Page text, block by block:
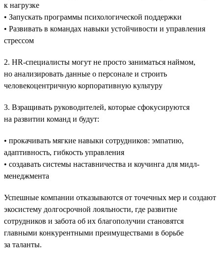
к нагрузке
• Запускать программы психологической поддержки
• Развивать в командах навыки устойчивости и управления
стрессом
2. HR-специалисты могут не просто заниматься наймом,
но анализировать данные о персонале и строить
человекоцентричную корпоративную культуру
3. Взращивать руководителей, которые сфокусируются
на развитии команд и будут:
• прокачивать мягкие навыки сотрудников: эмпатию,
адаптивность, гибкость управления
• создавать системы наставничества и коучинга для мидл-
менеджмента
Успешные компании отказываются от точечных мер и создают
экосистему долгосрочной лояльности, где развитие
сотрудников и забота об их благополучии становятся
главными конкурентными преимуществами в борьбе
за таланты.